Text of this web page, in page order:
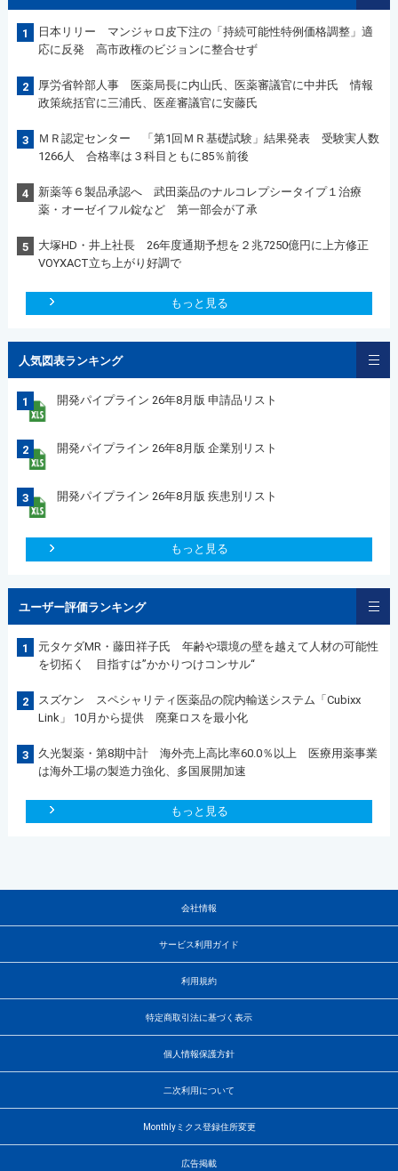
1
日本リリー マンジャロ皮下注の「持続可能性特例価格調整」適
応に反発 高市政権のビジョンに整合せず
2
厚労省幹部人事 医薬局長に内山氏、医薬審議官に中井氏 情報
政策統括官に三浦氏、医産審議官に安藤氏
3
ＭＲ認定センター 「第1回ＭＲ基礎試験」結果発表 受験実人数
1266人 合格率は３科目ともに85％前後
4
新薬等６製品承認へ 武田薬品のナルコレプシータイプ１治療
薬・オーゼイフル錠など 第一部会が了承
5
大塚HD・井上社長 26年度通期予想を２兆7250億円に上方修正
VOYXACT立ち上がり好調で
もっと見る
人気図表ランキング
1 開発パイプライン 26年8月版 申請品リスト
2 開発パイプライン 26年8月版 企業別リスト
3 開発パイプライン 26年8月版 疾患別リスト
もっと見る
ユーザー評価ランキング
1
元タケダMR・藤田祥子氏 年齢や環境の壁を越えて人材の可能性
を切拓く 目指すは”かかりつけコンサル“
2
スズケン スペシャリティ医薬品の院内輸送システム「Cubixx
Link」 10月から提供 廃棄ロスを最小化
3
久光製薬・第8期中計 海外売上高比率60.0％以上 医療用薬事業
は海外工場の製造力強化、多国展開加速
もっと見る
会社情報
サービス利用ガイド
利用規約
特定商取引法に基づく表示
個人情報保護方針
二次利用について
Monthlyミクス登録住所変更
広告掲載